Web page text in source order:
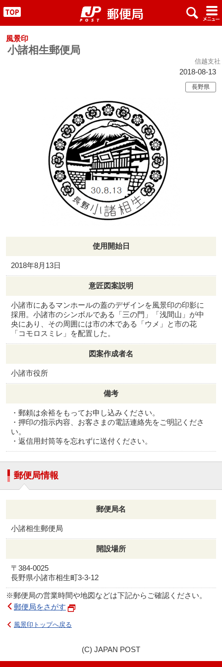
" x #
風景印
小諸相生郵便局
信越支社
2018-08-13
長野県
使用開始日
2018年8月13日
意匠図案説明
小諸市にあるマンホールの蓋のデザインを風景印の印影に
採用。小諸市のシンボルである「三の門」「浅間山」が中
央にあり、その周囲には市の木である「ウメ」と市の花
「コモロスミレ」を配置した。
図案作成者名
小諸市役所
備考
・郵頼は余裕をもってお申し込みください。
・押印の指示内容、お客さまの電話連絡先をご明記くださ
い。
・返信用封筒等を忘れずに送付ください。
郵便局情報
郵便局名
小諸相生郵便局
開設場所
〒384-0025
長野県小諸市相生町3-3-12
※郵便局の営業時間や地図などは下記からご確認ください。
郵便局をさがす
風景印トップへ戻る
(C) JAPAN POST